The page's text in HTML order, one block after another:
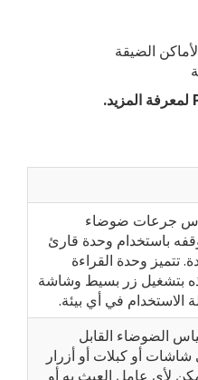
الضيقة
جرعات ضوضاء
باستخدام وحدة قارئ
تتميز وحدة القراءة
بتشغيل زر بسيط وشاشة
الاستخدام في أي بيئة.
الضوضاء القابل
شاشات أو كبلات أو أزرار
لأي عامل العبث به أو